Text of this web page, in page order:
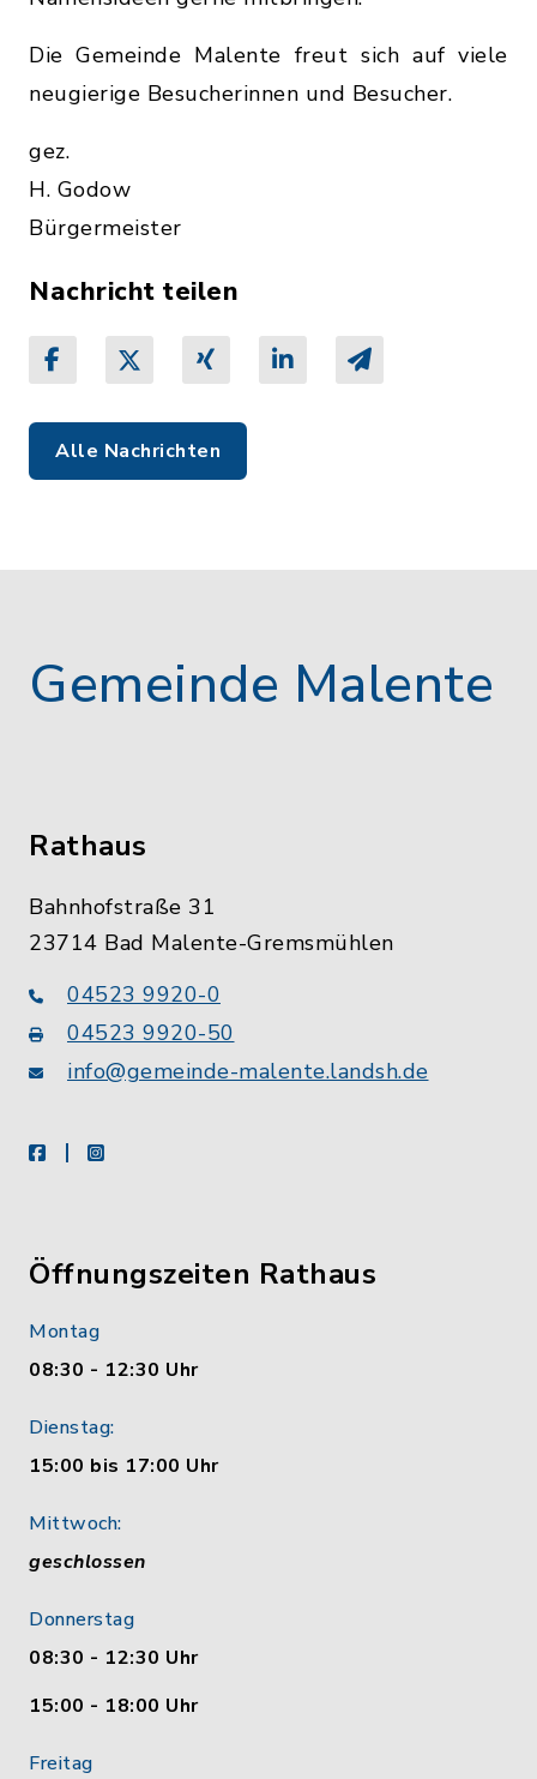
Die Gemeinde Malente freut sich auf viele
neugierige Besucherinnen und Besucher.
gez.
H. Godow
Bürgermeister
Nachricht teilen
Alle Nachrichten
Gemeinde Malente
Rathaus
Bahnhofstraße 31
23714 Bad Malente-Gremsmühlen
04523 9920-0
04523 9920-50
info@gemeinde-malente.landsh.de
facebookinstagram
Öffnungszeiten Rathaus
Montag
08:30 - 12:30 Uhr
Dienstag:
15:00 bis 17:00 Uhr
Mittwoch:
geschlossen
Donnerstag
08:30 - 12:30 Uhr
15:00 - 18:00 Uhr
Freitag